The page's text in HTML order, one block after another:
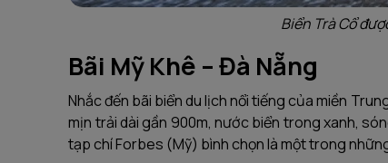
Biển Trà Cổ
Bãi Mỹ Khê – Đà Nẵng
Nhắc đến bãi biển du lịch nổi tiếng của miền
mịn trải dài gần 900m, nước biển trong xanh,
tạp chí Forbes (Mỹ) bình chọn là một trong